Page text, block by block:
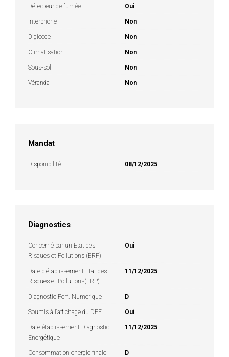
Détecteur de fumée Oui
Interphone Non
Digicode Non
Climatisation Non
Sous-sol Non
Véranda Non
Mandat
Disponibilité 08/12/2025
Diagnostics
Concerné par un Etat des
Risques et Pollutions (ERP)
Oui
Date d'établissement Etat des
Risques et Pollutions(ERP)
11/12/2025
Diagnostic Perf. Numérique D
Soumis à l'affichage du DPE Oui
Date établissement Diagnostic
Energétique
11/12/2025
Consommation énergie finale D